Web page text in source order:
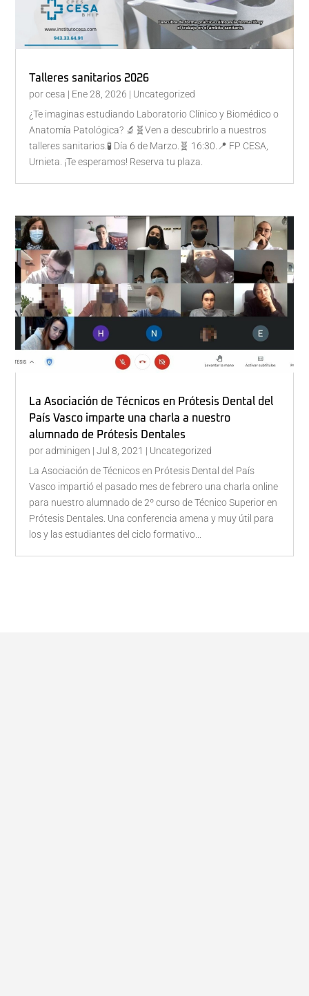
Talleres sanitarios 2026
porcesa | Ene 28, 2026 | Uncategorized
¿Te imaginas estudiando Laboratorio Clínico y Biomédico o
Anatomía Patológica? 🔬🧬Ven a descubrirlo a nuestros
talleres sanitarios.🧪 Día 6 de Marzo.🧬 16:30.📍 FP CESA,
Urnieta. ¡Te esperamos! Reserva tu plaza.
La Asociación de Técnicos en Prótesis Dental del
País Vasco imparte una charla a nuestro
alumnado de Prótesis Dentales
poradminigen |Jul 8, 2021 | Uncategorized
La Asociación de Técnicos en Prótesis Dental del País
Vasco impartió el pasado mes de febrero una charla online
para nuestro alumnado de 2º curso de Técnico Superior en
Prótesis Dentales. Una conferencia amena y muy útil para
los y las estudiantes del ciclo formativo...